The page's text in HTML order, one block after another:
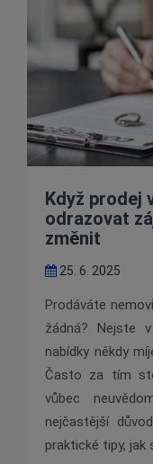
Když prodej
odrazovat
změnit
25. 6. 2025
Prodáváte
žádná? Nejste
nabídky někdy
Často za tím
vůbec
nejčastější
praktické tipy, jak